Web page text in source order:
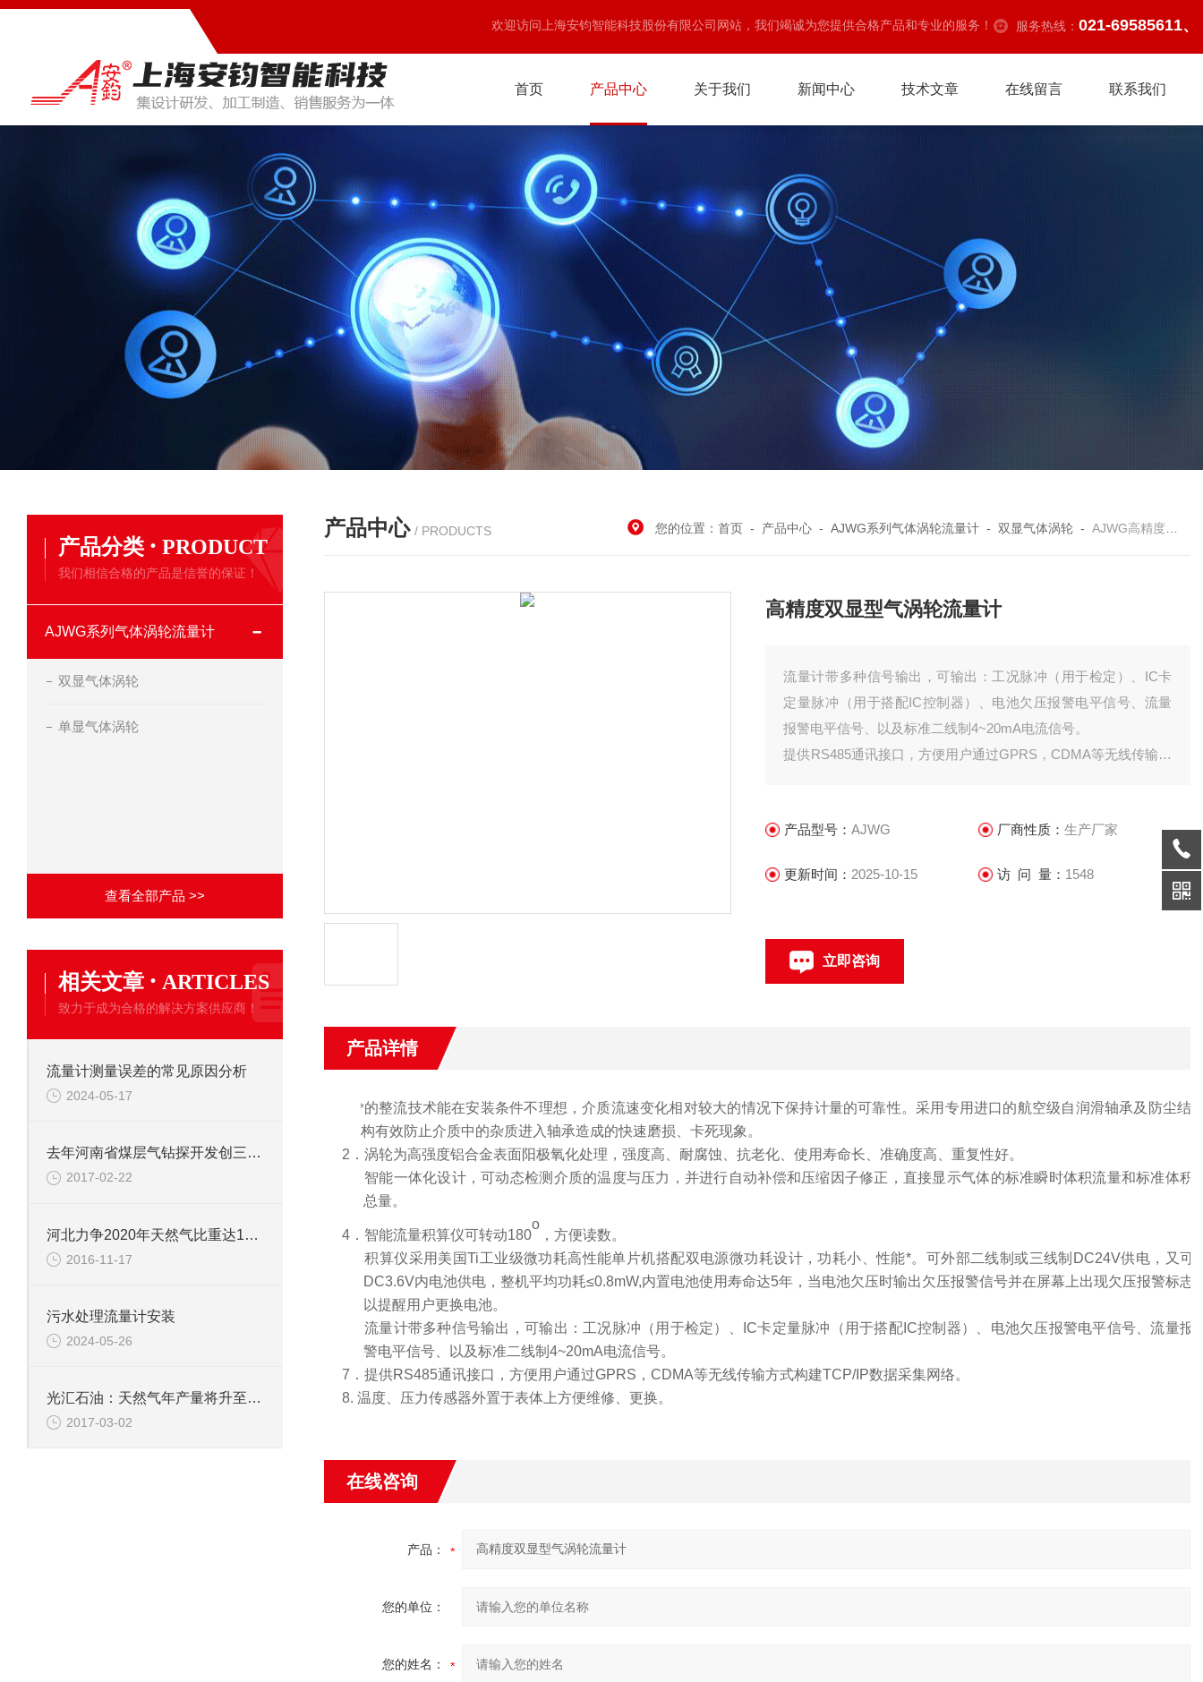
欢迎访问上海安钧智能科技股份有限公司网站，我们竭诚为您提供合格产品和专业的服务！ 服务热线： 021-69585611、
首页 产品中心 关于我们 新闻中心 技术文章 在线留言 联系我们
产品分类 · PRODUCT
我们相信合格的产品是信誉的保证！
AJWG系列气体涡轮流量计
双显气体涡轮
单显气体涡轮
查看全部产品 >>
相关文章 · ARTICLES
致力于成为合格的解决方案供应商！
流量计测量误差的常见原因分析
2024-05-17
去年河南省煤层气钻探开发创三个全国*
2017-02-22
河北力争2020年天然气比重达11%以上
2016-11-17
污水处理流量计安装
2024-05-26
光汇石油：天然气年产量将升至15亿立方米
2017-03-02
产品中心 / PRODUCTS 您的位置：首页 - 产品中心 -AJWG系列气体涡轮流量计 -双显气体涡轮 -AJWG高精度双显型气涡轮流量计
高精度双显型气涡轮流量计
流量计带多种信号输出，可输出：工况脉冲（用于检定）、IC卡
定量脉冲（用于搭配IC控制器）、电池欠压报警电平信号、流量
报警电平信号、以及标准二线制4~20mA电流信号。
提供RS485通讯接口，方便用户通过GPRS，CDMA等无线传输方
产品型号：AJWG 厂商性质： 生产厂家
更新时间： 2025-10-15 访 问 量： 1548
立即咨询
产品详情
*的整流技术能在安装条件不理想，介质流速变化相对较大的情况下保持计量的可靠性。采用 专用进口的航空级自润滑轴承及 防尘结
构有效防止介质中的杂质进入轴承造成的快速磨损、卡死现象。
2．涡轮为高强度铝合金表面阳极氧化处理 ，强度高、耐腐蚀、抗老化、使用寿命长、准确度高、重复性好。
3．智能一体化设计，可动态检测介质的温度与压力，并进行自动补偿和压缩因子修正，直接显示气体的标准瞬时体积流量和标准体积
总量。
4．智能流量积算仪可转动180
o
，方便读数。
5．积算仪采用美国Ti工业级微功耗高性能单片机搭配双电源微功耗设计，功耗小、性能*。可外部二线制或三线制DC24V供电，又可
DC3.6V内电池供电，整机平均功耗≤0.8mW,内置电池使用寿命达5年， 当电池欠压时输出欠压报警信号并在屏幕上出现欠压报警标志
以提醒用户更换电池。
6．流量计带多种信号输出，可输出：工况脉冲（用于检定）、IC卡定量脉冲（用于搭配IC控制器）、电池欠压报警电平信号、流量报
警电平信号、以及标准二线制4~20mA电流信号。
7．提供RS485通讯接口，方便用户通过GPRS，CDMA等无线传输方式构建TCP/IP数据采集网络。
8. 温度、压力传感器外置于表体上方便维修、更换。
在线咨询
产品：
您的单位：
您的姓名：